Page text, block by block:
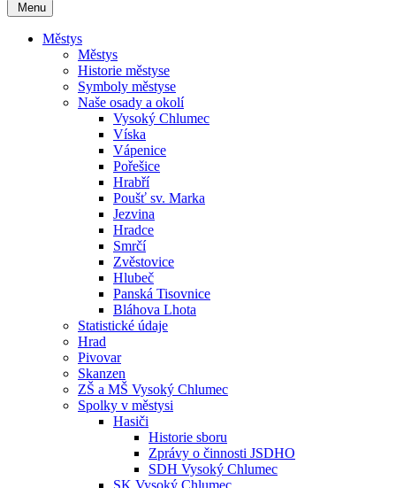
Menu
Městys
Městys
Historie městyse
Symboly městyse
Naše osady a okolí
Vysoký Chlumec
Víska
Vápenice
Pořešice
Hrabří
Poušť sv. Marka
Jezvina
Hradce
Smrčí
Zvěstovice
Hlubeč
Panská Tisovnice
Bláhova Lhota
Statistické údaje
Hrad
Pivovar
Skanzen
ZŠ a MŠ Vysoký Chlumec
Spolky v městysi
Hasiči
Historie sboru
Zprávy o činnosti JSDHO
SDH Vysoký Chlumec
SK Vysoký Chlumec